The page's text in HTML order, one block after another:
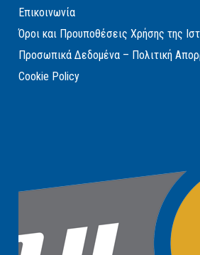
Επικοινωνία
Όροι και Προυποθέσεις Χρήσης της
Προσωπικά Δεδομένα – Πολιτική
Cookie Policy